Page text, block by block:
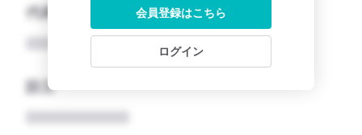
代表者
設立
会員登録はこちら
ログイン